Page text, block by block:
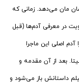
مان می‌دهد. زمانی که
در معرفی آدم‌ها (قبل
اصلی این ماجرا
بعد از آن مقدمه و
داستانش باز می‌شود و